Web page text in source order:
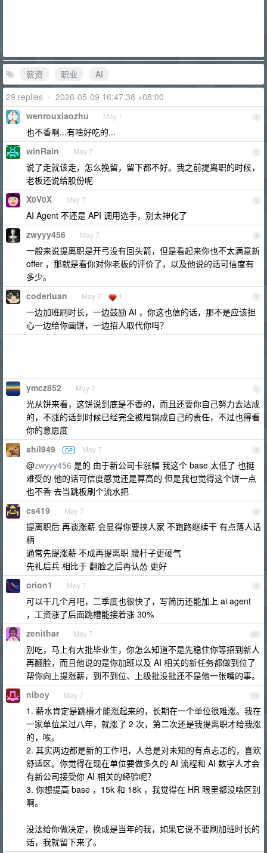
薪资 职业
AI
29 replies • 2026-05-09 16:47:38 +08:00
1
wenrouxiaozhu May 7
也不香啊...有啥好吃的...
2
winRain May 7
说了走就该走，怎么挽留，留下都不好。我之前提离职的时候，
老板还说给股份呢
3
X0V0X May 7
AI Agent 不还是 API 调用选手，别太神化了
4
zwyyy456 May 7
一般来说提离职是开弓没有回头箭，但是看起来你也不太满意新
offer ，那就是看你对你老板的评价了，以及他说的话可信度有
多少。
5
coderluan May 7 1
一边加班刷时长，一边鼓励 AI ，你这也信的话，那不是应该担
心一边给你画饼，一边招人取代你吗？
6
ymcz852 May 7
光从饼来看，这饼说到底是不香的，而且还要你自己努力去达成
的，不涨的话到时候已经完全被甩锅成自己的责任，不过也得看
你的意愿度
7
shil949 OP May 7
@zwyyy456 是的 由于新公司卡涨幅 我这个 base 太低了 也挺
难受的 他的话可信度感觉还是算高的 但是我也觉得这个饼一点
也不香 去当跳板刷个流水把
8
cs419 May 7
提离职后 再谈涨薪 会显得你要挟人家 不跑路继续干 有点落人话
柄
通常先提涨薪 不成再提离职 腰杆子更硬气
先礼后兵 相比于 翻脸之后再认怂 更好
9
orion1 May 7
可以干几个月吧，二季度也很快了，写简历还能加上 ai agent
，工资涨了后面跳槽能接着涨 30%
10
zenithar May 7
别吃，马上有大批毕业生，你怎么知道不是先稳住你等招到新人
再翻脸，而且他说的是你加班以及 AI 相关的新任务都做到位了
帮你向上提涨薪，到不到位、上级批没批还不是他一张嘴的事。
11
niboy May 7
1. 薪水肯定是跳槽才能涨起来的，长期在一个单位很难涨。我在
一家单位呆过八年，就涨了 2 次，第二次还是我提离职才给我涨
的，唉。
2. 其实两边都是新的工作吧，人总是对未知的有点忐忑的，喜欢
舒适区。你觉得在现在单位要做多久的 AI 流程和 AI 数字人才会
有新公司接受你 AI 相关的经验呢？
3. 你想提高 base ，15k 和 18k ，我觉得在 HR 眼里都没啥区别
啊。
没法给你做决定，换成是当年的我，如果它说不要刷加班时长的
话，我就留下来了。